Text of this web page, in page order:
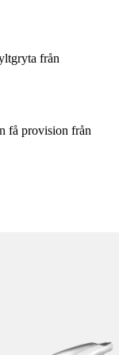
från
få provision från